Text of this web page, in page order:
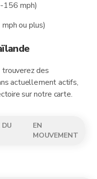
156 mph)
ou plus)
des
actuellement actifs,
sur notre carte.
DU
EN
MOUVEMENT